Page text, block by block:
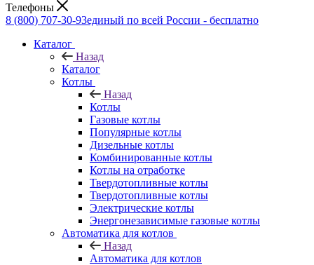
Телефоны
8 (800) 707-30-93единый по всей России - бесплатно
Каталог
Назад
Каталог
Котлы
Назад
Котлы
Газовые котлы
Популярные котлы
Дизельные котлы
Комбинированные котлы
Котлы на отработке
Твердотопливные котлы
Твердотопливные котлы
Электрические котлы
Энергонезависимые газовые котлы
Автоматика для котлов
Назад
Автоматика для котлов